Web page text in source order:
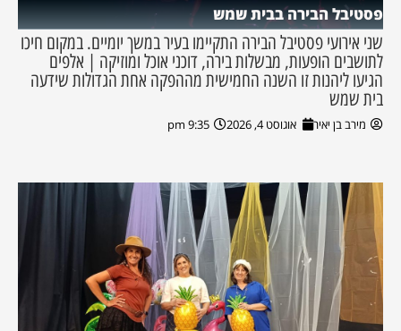
פסטיבל הבירה בבית שמש
שני אירועי פסטיבל הבירה התקיימו בעיר במשך יומיים. במקום חיכו
לתושבים הופעות, מבשלות בירה, דוכני אוכל ומוזיקה | אלפים
הגיעו ליהנות זו השנה החמישית מההפקה אחת הגדולות שידעה
בית שמש
מירב בן יאיר אוגוסט 4, 2026 9:35 pm